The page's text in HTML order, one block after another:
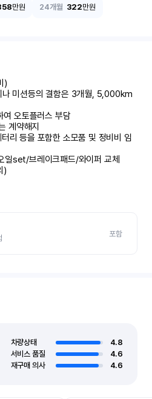
만원 24개월 322만원
)
미션등의 결함은 3개월, 5,000km
여 오토플러스 부담
계약해지
리 등을 포함한 소모품 및 정비비 임
일set/브레이크패드/와이퍼 교체
)
포함
차량상태
4.8
서비스 품질
4.6
재구매 의사
4.6